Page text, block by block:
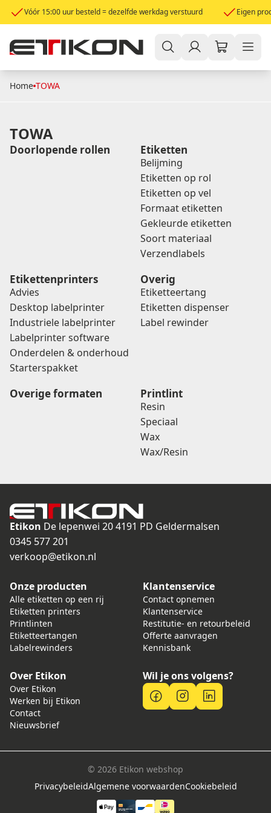
Vóór 15:00 uur besteld = dezelfde werkdag verstuurd Eigen
Home TOWA
TOWA
Doorlopende rollen Etiketten
Belijming
Etiketten op rol
Etiketten op vel
Formaat etiketten
Gekleurde etiketten
Soort materiaal
Verzendlabels
Etikettenprinters
Advies
Desktop labelprinter
Industriele labelprinter
Labelprinter software
Onderdelen & onderhoud
Starterspakket
Overig
Etiketteertang
Etiketten dispenser
Label rewinder
Overige formaten Printlint
Resin
Speciaal
Wax
Wax/Resin
Etikon De lepenwei 204191 PD Geldermalsen
0345 577 201
verkoop@etikon.nl
Onze producten
Alle etiketten op een rij
Etiketten printers
Printlinten
Etiketteertangen
Labelrewinders
Klantenservice
Contact opnemen
Klantenservice
Restitutie- en retourbeleid
Offerte aanvragen
Kennisbank
Over Etikon
Over Etikon
Werken bij Etikon
Contact
Nieuwsbrief
Wil je ons volgens?
© 2026 Etikon webshop
PrivacybeleidAlgemene voorwaardenCookiebeleid